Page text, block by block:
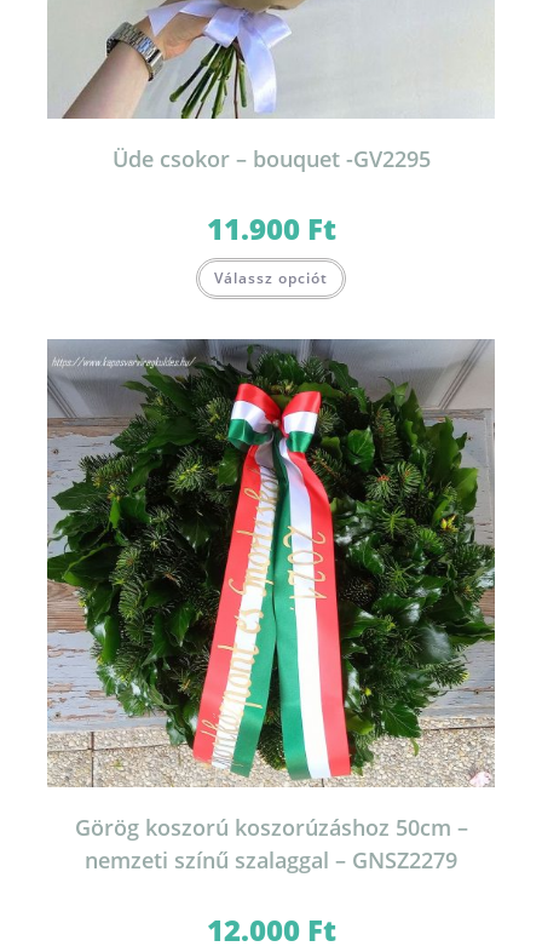
Üde csokor – bouquet -GV2295
11.900 Ft
Válassz opciót
Görög koszorú koszorúzáshoz 50cm –
nemzeti színű szalaggal – GNSZ2279
12.000 Ft